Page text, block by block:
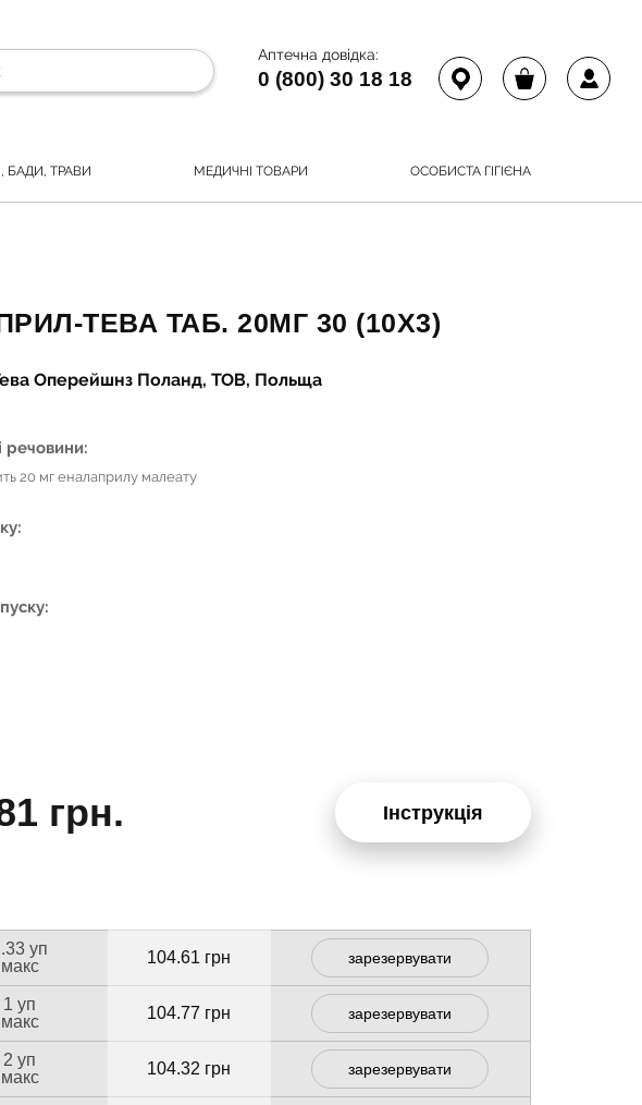
Аптечна довідка:
0 (800) 30 18 18
БАДИ, ТРАВИ МЕДИЧНІ ТОВАРИ ОСОБИСТА ГІГІЄНА
ТЕВА ТАБ. 20МГ 30 (10Х3)
Оперейшнз Поланд, ТОВ, Польща
речовини:
20 мг еналаприлу малеату
грн. Інструкція
уп
макс
104.61 грн зарезервувати
1 уп
макс
104.77 грн зарезервувати
2 уп
макс
104.32 грн зарезервувати